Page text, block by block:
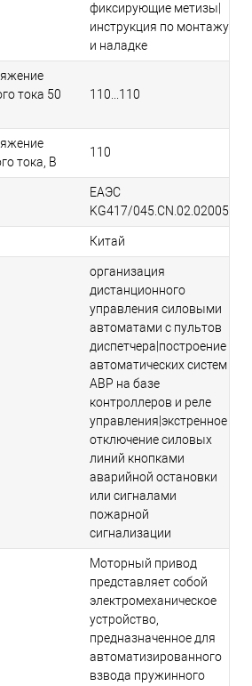
фиксирующие метизы|
инструкция по монтажу
и наладке
тока 50
110...110
тока, В
110
ЕАЭС
KG417/045.CN.02.02005
Китай
организация
дистанционного
управления силовыми
автоматами с пультов
диспетчера|построение
автоматических систем
АВР на базе
контроллеров и реле
управления|экстренное
отключение силовых
линий кнопками
аварийной остановки
или сигналами
пожарной
сигнализации
Моторный привод
представляет собой
электромеханическое
устройство,
предназначенное для
автоматизированного
взвода пружинного